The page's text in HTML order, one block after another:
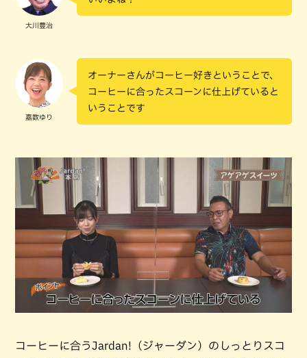
大川豊治
嘉数ゆり
オーナーさんがコーヒー好きということで、
コーヒーに合ったスコーンに仕上げていると
いうことです
コーヒーに合うJardan!（ジャーダン）のしっとりスコ